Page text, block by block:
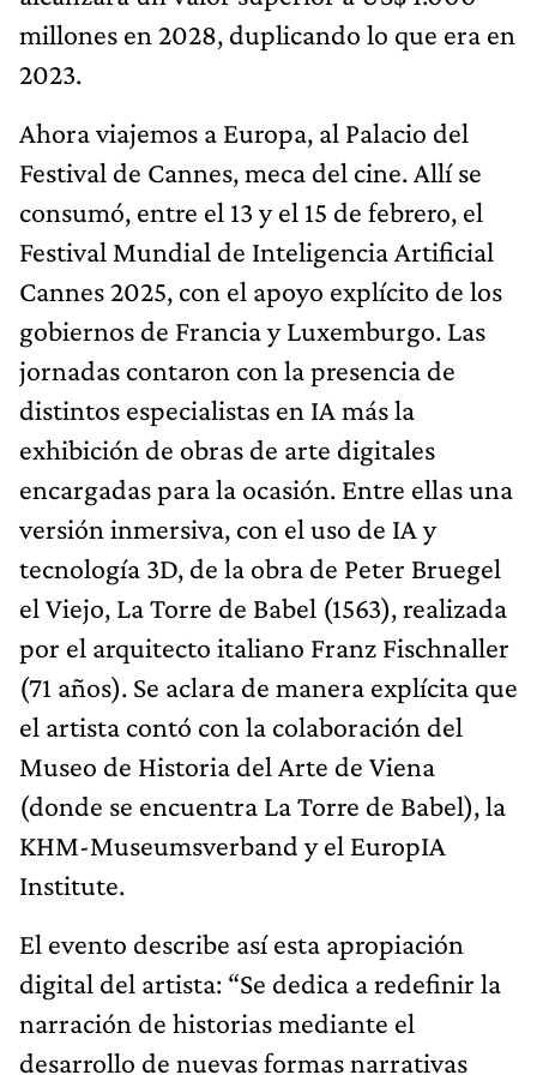
2023.
Festival de Cannes, meca del cine. Allí se
consumó, entre el 13 y el 15 de febrero, el
Festival Mundial de Inteligencia Artificial
Cannes 2025, con el apoyo explícito de los
gobiernos de Francia y Luxemburgo. Las
jornadas contaron con la presencia de
distintos especialistas en IA más la
exhibición de obras de arte digitales
encargadas para la ocasión. Entre ellas una
versión inmersiva, con el uso de IA y
tecnología 3D, de la obra de Peter Bruegel
el Viejo, La Torre de Babel (1563), realizada
por el arquitecto italiano Franz Fischnaller
(71 años). Se aclara de manera explícita que
el artista contó con la colaboración del
Museo de Historia del Arte de Viena
(donde se encuentra La Torre de Babel), la
KHM-Museumsverband y el EuropIA
Institute.
digital del artista: “Se dedica a redefinir la
narración de historias mediante el
desarrollo de nuevas formas narrativas